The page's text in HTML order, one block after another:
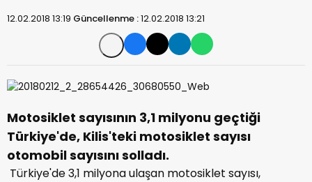
12.02.2018 13:19 Güncellenme :12.02.2018 13:21
Motosiklet sayısının 3,1 milyonu geçtiği
Türkiye'de, Kilis'teki motosiklet sayısı
otomobil sayısını solladı.
Türkiye'de 3,1 milyona ulaşan motosiklet sayısı,